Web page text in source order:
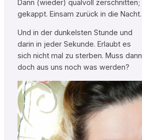
Dann (wieder) qualvoll zerschnitten;
gekappt. Einsam zurück in die Nacht.
Und in der dunkelsten Stunde und
darin in jeder Sekunde. Erlaubt es
sich nicht mal zu sterben. Muss dann
doch aus uns noch was werden?